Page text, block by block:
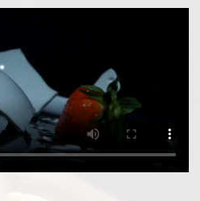
Feldenkrais
Gesang
Instrumentenkarussell
Komposition